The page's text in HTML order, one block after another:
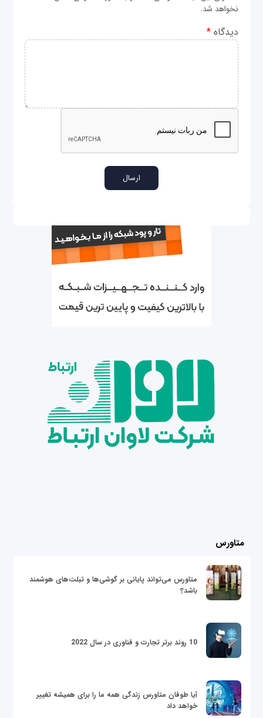
نخواهد شد.
دیدگاه*
متاورس
متاورس می‌تواند پایانی بر گوشی‌ها و تبلت‌های هوشمند
باشد؟
10 روند برتر تجارت و فناوری در سال 2022
آیا طوفان متاورس زندگی همه ما را برای همیشه تغییر
خواهد داد